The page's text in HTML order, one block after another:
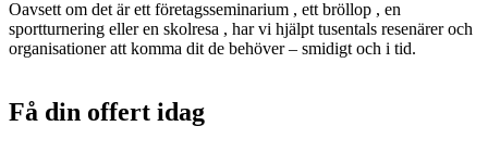
Oavsett om det är ett företagsseminarium , ett bröllop , en
sportturnering eller en skolresa , har vi hjälpt tusentals resenärer och
organisationer att komma dit de behöver – smidigt och i tid.
Få din offert idag